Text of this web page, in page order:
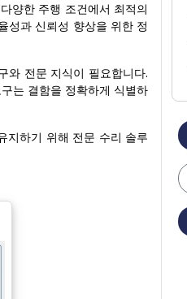
양한 주행 조건에서 최적의
성과 신뢰성 향상을 위한 정
와 전문 지식이 필요합니다.
는 결함을 정확하게 식별하
지하기 위해 전문 수리 솔루